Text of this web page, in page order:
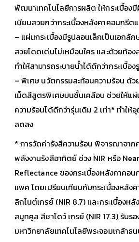
พัฒนาเทคโนโลยีการผลิต ให้กระเบื้อง
เนียนสวยกว่ากระเบื้องหลังคาคอนกรีต
– แผ่นกระเบื้องมีรูปลอนเล็กเป็นเอกลั
สวยโดดเด่นไม่เหมือนใคร และด้วยท้อง
ทำให้สามารถระบายน้ำได้ดีกว่ากระเบื้อ
– พิเศษ นวัตกรรมสะท้อนความร้อน ด้ว
เม็ดสีสูตรพิเศษบนชั้นเคลือบ ช่วยให้แผ่
ความร้อนได้ดีกว่ารุ่นเดิม 2 เท่า* ทำใ
ลดลง
* การวัดค่ารังสีความร้อน พิจารณาจาก
พลังงานรังสีอาทิตย์ ช่วง NIR หรือ
Reflectance ของกระเบื้องหลังคาคอ
แพค โดยเปรียบเทียบกับกระเบื้องหลัง
ลิกไนต์เกรย์ (NIR 8.7) และกระเบื้องห
สมูทคูล สีชาโดว์ เกรย์ (NIR 17.3) รับร
มหาวิทยาลัยเทคโนโลยีพระจอมเกล้าธ